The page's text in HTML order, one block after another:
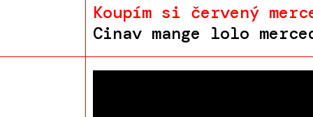
Koupím si červený
Cinav mange lolo